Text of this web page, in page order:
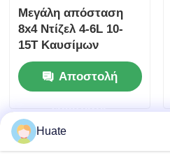
Μεγάλη απόσταση
8x4 Ντίζελ 4-6L 10-
15T Καυσίμων
πετρελαίου Τάνκερ
φορτηγό Φορτηγό
μεταφοράς
εμπορευμάτων
Αποστολή
ερώτησης
Huate